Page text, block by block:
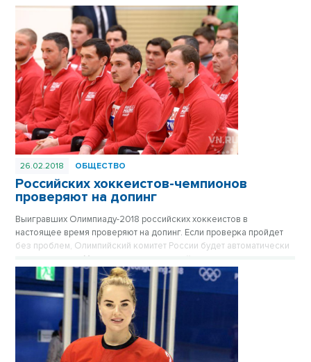
26.02.2018 ОБЩЕСТВО
Российских хоккеистов-чемпионов
проверяют на допинг
Выигравших Олимпиаду-2018 российских хоккеистов в
настоящее время проверяют на допинг. Если проверка пройдет
без проблем, Олимпийский комитет России будет автоматически
восстановлен в Международном олимпийском комитете, заявил
член МОК Шамиль Тарпищев.